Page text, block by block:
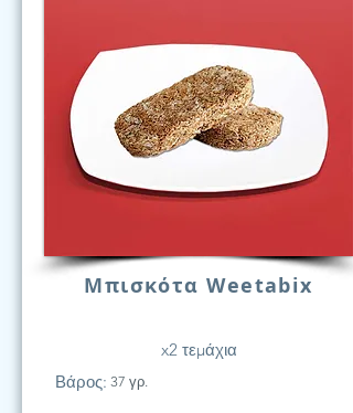
Μπισκότα Weetabix
x2 τεμάχια
Βάρος: 37 γρ.